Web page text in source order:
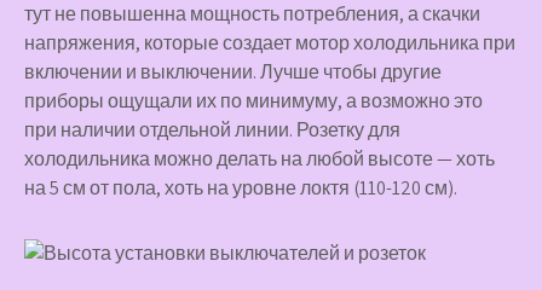
тут не повышенна мощность потребления, а скачки
напряжения, которые создает мотор холодильника при
включении и выключении. Лучше чтобы другие
приборы ощущали их по минимуму, а возможно это
при наличии отдельной линии. Розетку для
холодильника можно делать на любой высоте — хоть
на 5 см от пола, хоть на уровне локтя (110-120 см).